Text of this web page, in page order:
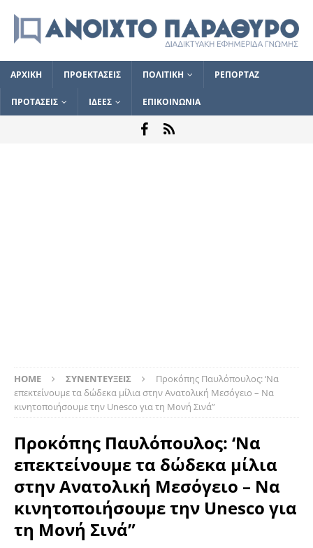
ΑΡΧΙΚΗ ΠΡΟΕΚΤΑΣΕΙΣ ΠΟΛΙΤΙΚΗ ΡΕΠΟΡΤΑΖ
ΠΡΟΤΑΣΕΙΣ ΙΔΕΕΣ ΕΠΙΚΟΙΝΩΝΙΑ
HOME ΣΥΝΕΝΤΕΥΞΕΙΣ
Προκόπης Παυλόπουλος: ‘Να
επεκτείνουμε τα δώδεκα μίλια στην Ανατολική Μεσόγειο – Να
κινητοποιήσουμε την Unesco για τη Μονή Σινά”
Προκόπης Παυλόπουλος: ‘Να
επεκτείνουμε τα δώδεκα μίλια
στην Ανατολική Μεσόγειο – Να
κινητοποιήσουμε την Unesco για
τη Μονή Σινά”